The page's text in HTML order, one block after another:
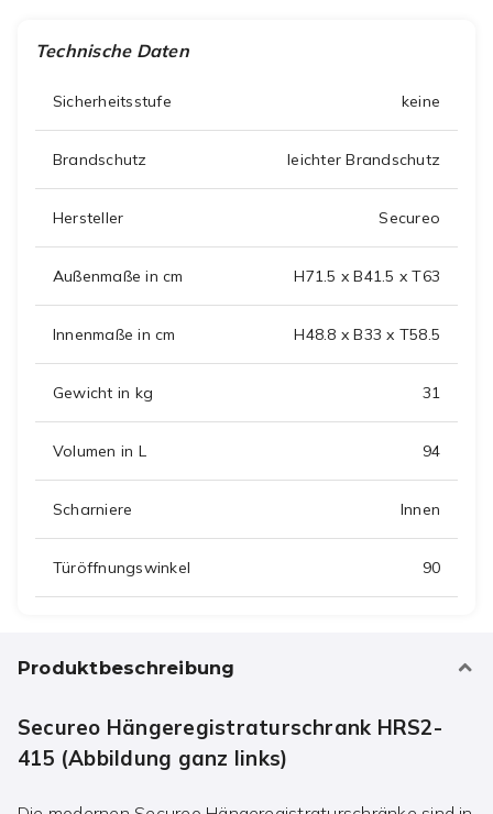
Technische Daten
Sicherheitsstufe keine
Brandschutz leichter Brandschutz
Hersteller Secureo
Außenmaße in cm H71.5 x B41.5 x T63
Innenmaße in cm H48.8 x B33 x T58.5
Gewicht in kg 31
Volumen in L 94
Scharniere Innen
Türöffnungswinkel 90
Produktbeschreibung
Secureo Hängeregistraturschrank HRS2-
415 (Abbildung ganz links)